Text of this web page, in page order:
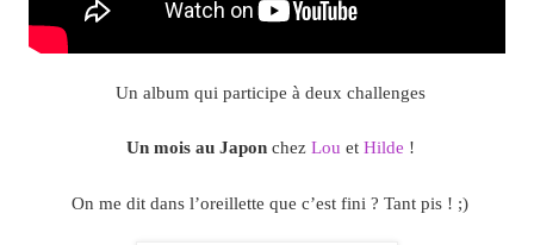
Un album qui participe à deux challenges
Un mois au Japonchez Lou et Hilde !
On me dit dans l’oreillette que c’est fini ? Tant pis ! ;)